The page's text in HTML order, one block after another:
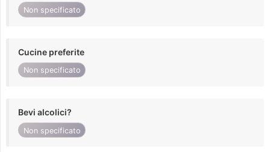
Non specificato
Cucine preferite
Non specificato
Bevi alcolici?
Non specificato